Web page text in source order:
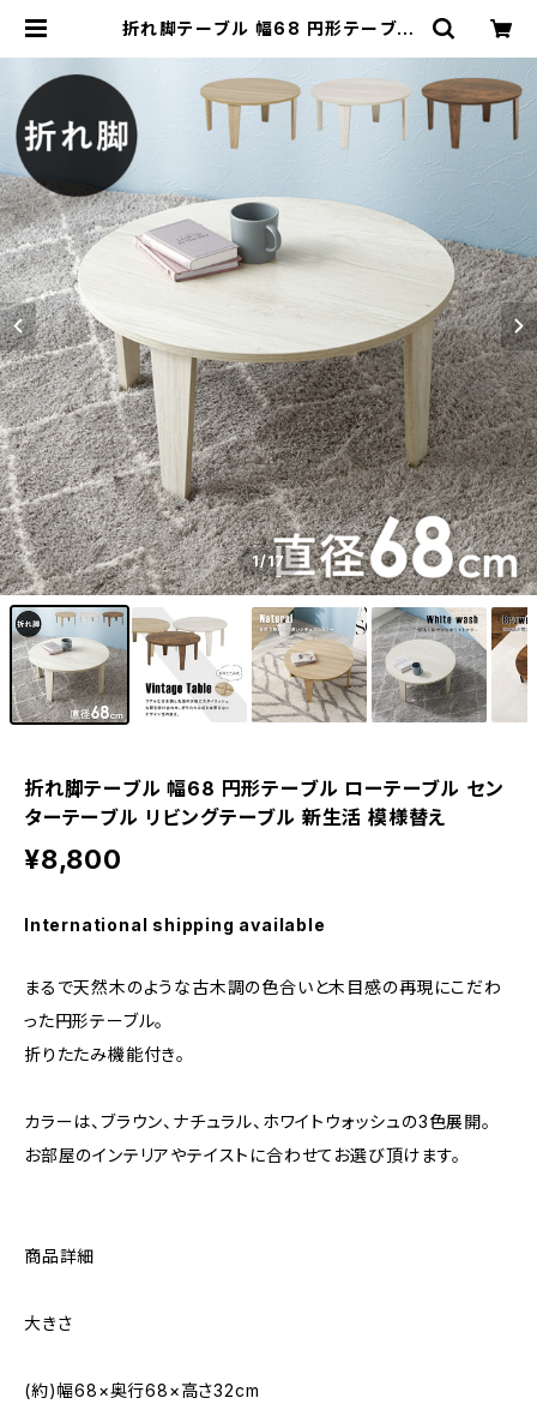
折れ脚テーブル 幅68 円形テーブル
テイスト
1/17
折れ脚テーブル 幅68 円形テーブル ローテーブル セン
ターテーブル リビングテーブル 新生活 模様替え
¥8,800
International shipping available
まるで天然木のような古木調の色合いと木目感の再現にこだわ
った円形テーブル。
折りたたみ機能付き。
カラーは、ブラウン、ナチュラル、ホワイトウォッシュの3色展開。
お部屋のインテリアやテイストに合わせてお選び頂けます。
商品詳細
大きさ
(約)幅68×奥行68×高さ32cm